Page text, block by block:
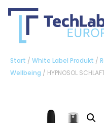
Start / White Label Produkt /
Wellbeing / HYPNOSOL